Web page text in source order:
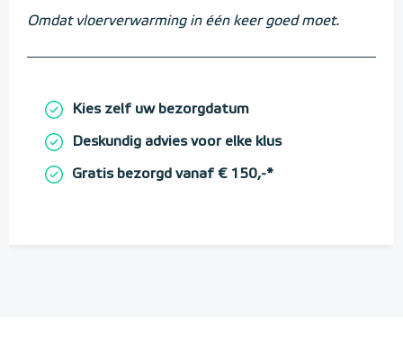
Omdat vloerverwarming in één keer goed moet.
Kies zelf uw bezorgdatum
Deskundig advies voor elke klus
Gratis bezorgd vanaf € 150,-*